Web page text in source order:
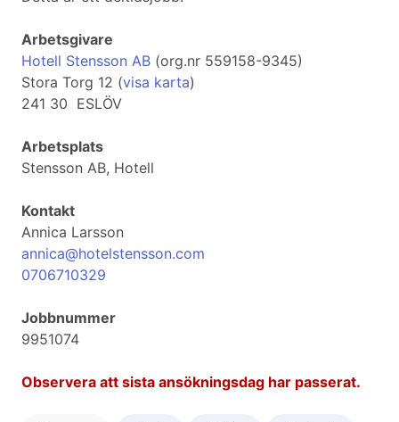
Arbetsgivare
Hotell Stensson AB (org.nr 559158-9345)
Stora Torg 12 (visa karta)
241 30 ESLÖV
Arbetsplats
Stensson AB, Hotell
Kontakt
Annica Larsson
annica@hotelstensson.com
0706710329
Jobbnummer
9951074
Observera att sista ansökningsdag har passerat.